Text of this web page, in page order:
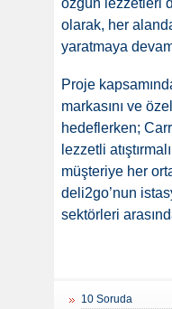
özgün lezzetleri
olarak, her
yaratmaya
Proje
markasını ve
hedeflerken;
lezzetli
müşteriye her
deli2go’nun
sektörleri
10 Soruda